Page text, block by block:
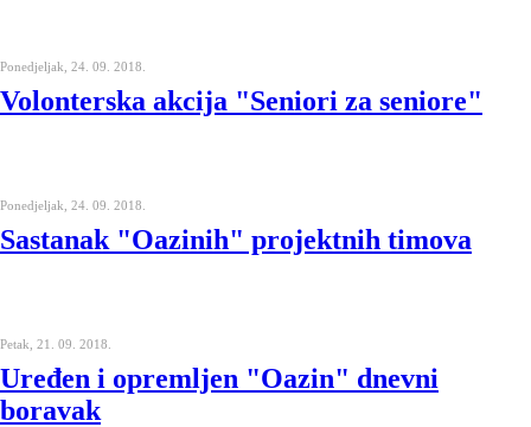
Ponedjeljak, 24. 09. 2018.
Volonterska akcija "Seniori za seniore"
Ponedjeljak, 24. 09. 2018.
Sastanak "Oazinih" projektnih timova
Petak, 21. 09. 2018.
Uređen i opremljen "Oazin" dnevni
boravak